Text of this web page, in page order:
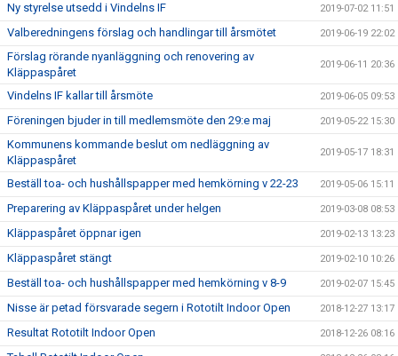
Ny styrelse utsedd i Vindelns IF 2019-07-02 11:51
Valberedningens förslag och handlingar till årsmötet 2019-06-19 22:02
Förslag rörande nyanläggning och renovering av
Kläppaspåret
2019-06-11 20:36
Vindelns IF kallar till årsmöte 2019-06-05 09:53
Föreningen bjuder in till medlemsmöte den 29:e maj 2019-05-22 15:30
Kommunens kommande beslut om nedläggning av
Kläppaspåret
2019-05-17 18:31
Beställ toa- och hushållspapper med hemkörning v 22-23 2019-05-06 15:11
Preparering av Kläppaspåret under helgen 2019-03-08 08:53
Kläppaspåret öppnar igen 2019-02-13 13:23
Kläppaspåret stängt 2019-02-10 10:26
Beställ toa- och hushållspapper med hemkörning v 8-9 2019-02-07 15:45
Nisse är petad försvarade segern i Rototilt Indoor Open 2018-12-27 13:17
Resultat Rototilt Indoor Open 2018-12-26 08:16